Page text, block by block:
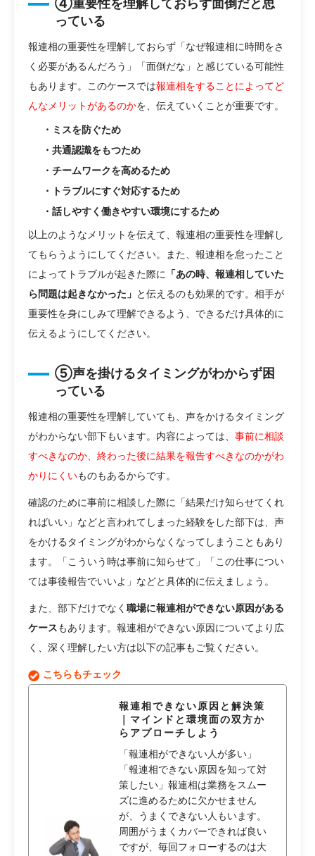
④重要性を理解しておらず面倒だと思
っている
報連相の重要性を理解しておらず「なぜ報連相に時間をさ
く必要があるんだろう」「面倒だな」と感じている可能性
もあります。このケースでは報連相をすることによってど
んなメリットがあるのかを、伝えていくことが重要です。
・ミスを防ぐため
・共通認識をもつため
・チームワークを高めるため
・トラブルにすぐ対応するため
・話しやすく働きやすい環境にするため
以上のようなメリットを伝えて、報連相の重要性を理解し
てもらうようにしてください。また、報連相を怠ったこと
によってトラブルが起きた際に 「あの時、報連相していた
ら問題は起きなかった」 と伝えるのも効果的です。相手が
重要性を身にしみて理解できるよう、できるだけ具体的に
伝えるようにしてください。
⑤声を掛けるタイミングがわからず困
っている
報連相の重要性を理解していても、声をかけるタイミング
がわからない部下もいます。内容によっては、 事前に相談
すべきなのか、終わった後に結果を報告すべきなのかがわ
かりにくいものもあるからです。
確認のために事前に相談した際に「結果だけ知らせてくれ
ればいい」などと言われてしまった経験をした部下は、声
をかけるタイミングがわからなくなってしまうこともあり
ます。「こういう時は事前に知らせて」「この仕事につい
ては事後報告でいいよ」などと具体的に伝えましょう。
また、部下だけでなく 職場に報連相ができない原因がある
ケースもあります。報連相ができない原因についてより広
く、深く理解したい方は以下の記事もご覧ください。
こちらもチェック
報連相できない原因と解決策
｜マインドと環境面の双方か
らアプローチしよう
「報連相ができない人が多い」
「報連相できない原因を知って対
策したい」報連相は業務をスムー
ズに進めるために欠かせません
が、うまくできない人もいます。
周囲がうまくカバーできれば良い
ですが、毎回フォローするのは大